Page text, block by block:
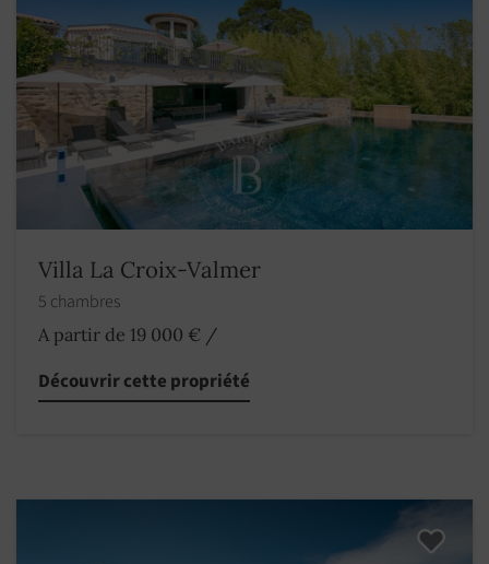
Villa La Croix-Valmer
5 chambres
A partir de 19 000 € /
Découvrir cette propriété